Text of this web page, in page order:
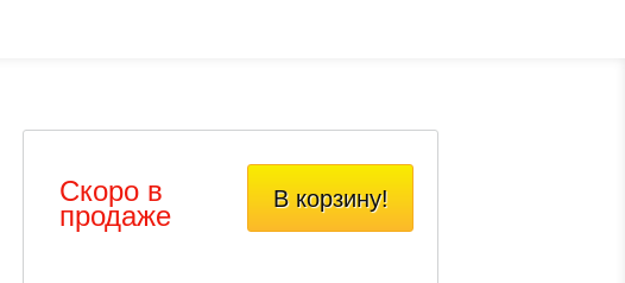
В корзину!
Скоро в
продаже